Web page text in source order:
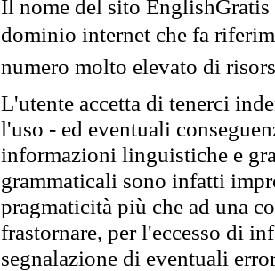
Il nome del sito
dominio internet che fa
numero molto elevato di
L'utente accetta di tenerci
l'uso - ed eventuali
informazioni linguistiche e
grammaticali sono infatti
pragmaticità più che ad una
frastornare, per l'eccesso di
segnalazione di eventuali